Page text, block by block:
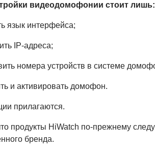
видеодомофонии стоит лишь:
язык интерфейса;
IP-адреса;
номера устройств в системе
и активировать домофон.
прилагаются.
продукты HiWatch по-прежнему
бренда.